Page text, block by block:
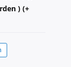
) (+